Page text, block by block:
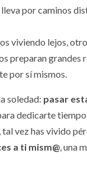
por caminos
viviendo lejos,
preparan
por sí mismos.
soledad: pasar
dedicarte
vez has vivido
a ti mism@, una
la